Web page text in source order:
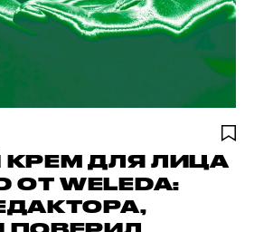
ДЛЯ ЛИЦА
ОТ WELEDA: